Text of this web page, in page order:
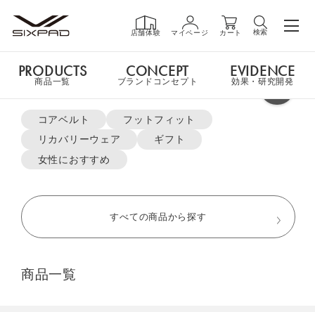
店舗体験 マイページ カート 検索
PRODUCTS商品一覧
GIFT ギフト
LIVE SHOPPING
よく検索されているキーワード
コアベルト
フットフィット
リカバリーウェア
ギフト
女性におすすめ
すべての商品から探す
商品一覧
PRODUCTS
商品一覧
CONCEPT
ブランドコンセプト
EVIDENCE
効果・研究開発
申し訳ございません。
おすすめ商品・新商品はこちら